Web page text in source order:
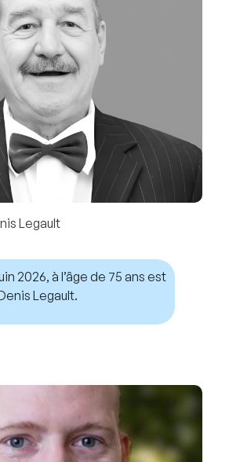
Legault
2026, à l’âge de 75 ans est
Legault.